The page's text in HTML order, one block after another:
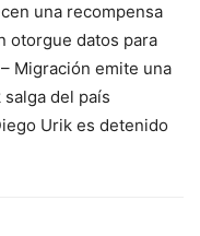
una recompensa
otorgue datos para
Migración emite una
del país
Urik es detenido